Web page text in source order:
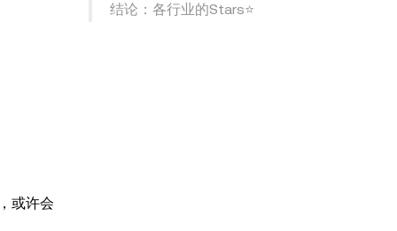
或许会
结论：各行业的Stars⭐